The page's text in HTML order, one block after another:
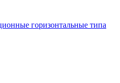
горизонтальные типа